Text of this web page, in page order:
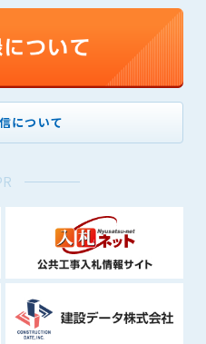
について
及びダウンロードした情報
に転売し、または転売のため
以下に該当する、またはその
の定める禁止事項に該当する
理上、必要と判断した場合
場合
断した場合
ービス内容の変更(新規追加、
を中止または廃止することが